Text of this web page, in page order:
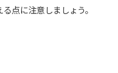
点に注意しましょう。